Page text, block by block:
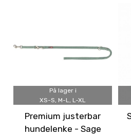
På lager i
XS-S, M-L, L-XL
Premium justerbar
hundelenke - Sage